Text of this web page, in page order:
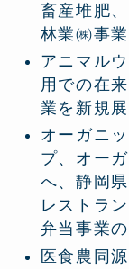
畜産堆肥
林業㈱事
アニマル
用での在
業を新規展
オーガニ
プ、オー
へ、静岡
レストラ
弁当事業
医食農同